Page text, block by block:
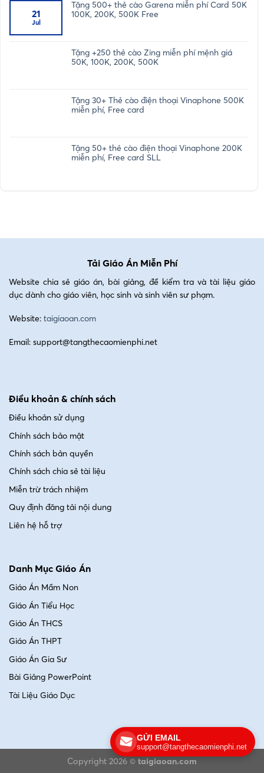
21
Jul
Tặng 500+ thẻ cào Garena miễn phí Card 50K
100K, 200K, 500K Free
Tặng +250 thẻ cào Zing miễn phí mệnh giá
50K, 100K, 200K, 500K
Tặng 30+ Thẻ cào điện thoại Vinaphone 500K
miễn phí, Free card
Tặng 50+ thẻ cào điện thoại Vinaphone 200K
miễn phí, Free card SLL
Tải Giáo Án Miễn Phí
Website chia sẻ giáo án, bài giảng, đề kiểm tra và tài liệu giáo
dục dành cho giáo viên, học sinh và sinh viên sư phạm.
Website: taigiaoan.com
Email: support@tangthecaomienphi.net
Điều khoản & chính sách
Điều khoản sử dụng
Chính sách bảo mật
Chính sách bản quyền
Chính sách chia sẻ tài liệu
Miễn trừ trách nhiệm
Quy định đăng tải nội dung
Liên hệ hỗ trợ
Danh Mục Giáo Án
Giáo Án Mầm Non
Giáo Án Tiểu Học
Giáo Án THCS
Giáo Án THPT
Giáo Án Gia Sư
Bài Giảng PowerPoint
Tài Liệu Giáo Dục
Copyright 2026 © taigiaoan.com
GỬI EMAIL
support@tangthecaomienphi.net